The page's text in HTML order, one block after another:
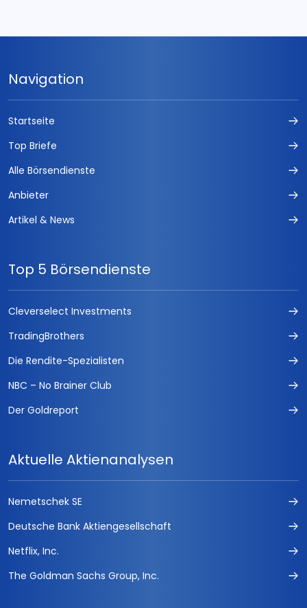
Navigation
Startseite
Top Briefe
Alle Börsendienste
Anbieter
Artikel & News
Top 5 Börsendienste
Cleverselect Investments
TradingBrothers
Die Rendite-Spezialisten
NBC – No Brainer Club
Der Goldreport
Aktuelle Aktienanalysen
Nemetschek SE
Deutsche Bank Aktiengesellschaft
Netflix, Inc.
The Goldman Sachs Group, Inc.